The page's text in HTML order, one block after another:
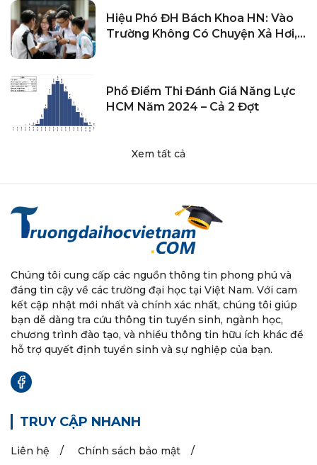
Hiệu Phó ĐH Bách Khoa HN: Vào
Trường Không Có Chuyện Xả Hơi,
Phổ Điểm Thi Đánh Giá Năng Lực
HCM Năm 2024 – Cả 2 Đợt
Xem tất cả
Chúng tôi cung cấp các nguồn thông tin phong phú và
đáng tin cậy về các trường đại học tại Việt Nam. Với cam
kết cập nhật mới nhất và chính xác nhất, chúng tôi giúp
bạn dễ dàng tra cứu thông tin tuyển sinh, ngành học,
chương trình đào tạo, và nhiều thông tin hữu ích khác để
hỗ trợ quyết định tuyển sinh và sự nghiệp của bạn.
TRUY CẬP NHANH
Liên hệ Chính sách bảo mật